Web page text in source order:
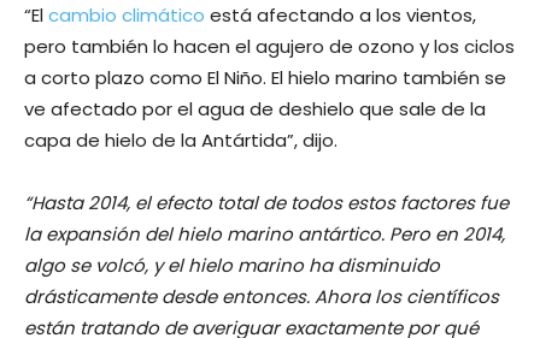
“Elcambio climático está afectando a los vientos,
pero también lo hacen el agujero de ozono y los ciclos
a corto plazo como El Niño. El hielo marino también se
ve afectado por el agua de deshielo que sale de la
capa de hielo de la Antártida”, dijo.
“Hasta 2014, el efecto total de todos estos factores fue
la expansión del hielo marino antártico. Pero en 2014,
algo se volcó, y el hielo marino ha disminuido
drásticamente desde entonces. Ahora los científicos
están tratando de averiguar exactamente por qué